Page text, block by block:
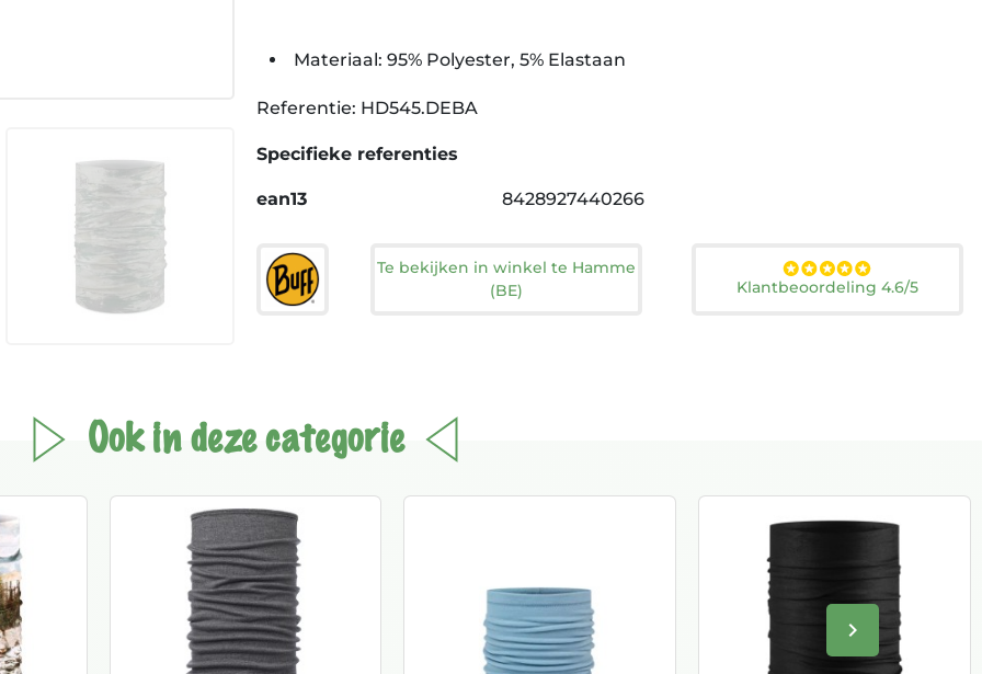
Materiaal: 95% Polyester, 5% Elastaan
Referentie: HD545.DEBA
Specifieke referenties
ean13 8428927440266
Te bekijken in winkel te Hamme
(BE)
Klantbeoordeling 4.6/5
Ook in deze categorie
Volgende
keyboard_arrow_right